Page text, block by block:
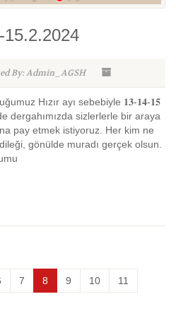
15.2.2024
By: Admin_AGSH
Hızır ayı sebebiyle 𝟏𝟑-𝟏𝟒-𝟏𝟓
dergahımızda sizlerlerle bir araya
pay etmek istiyoruz. Her kim ne
gönülde muradı gerçek olsun.
7 8 9 10 11